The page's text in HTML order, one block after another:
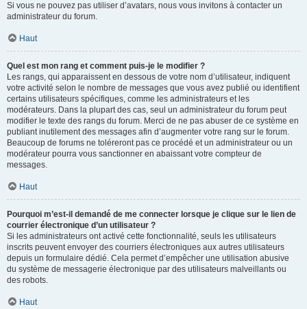
Si vous ne pouvez pas utiliser d’avatars, nous vous invitons à contacter un
administrateur du forum.
Haut
Quel est mon rang et comment puis-je le modifier ?
Les rangs, qui apparaissent en dessous de votre nom d’utilisateur, indiquent
votre activité selon le nombre de messages que vous avez publié ou identifient
certains utilisateurs spécifiques, comme les administrateurs et les
modérateurs. Dans la plupart des cas, seul un administrateur du forum peut
modifier le texte des rangs du forum. Merci de ne pas abuser de ce système en
publiant inutilement des messages afin d’augmenter votre rang sur le forum.
Beaucoup de forums ne toléreront pas ce procédé et un administrateur ou un
modérateur pourra vous sanctionner en abaissant votre compteur de
messages.
Haut
Pourquoi m’est-il demandé de me connecter lorsque je clique sur le lien de
courrier électronique d’un utilisateur ?
Si les administrateurs ont activé cette fonctionnalité, seuls les utilisateurs
inscrits peuvent envoyer des courriers électroniques aux autres utilisateurs
depuis un formulaire dédié. Cela permet d’empêcher une utilisation abusive
du système de messagerie électronique par des utilisateurs malveillants ou
des robots.
Haut